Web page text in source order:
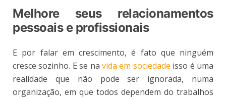
Melhore seus relacionamentos
pessoais e profissionais
E por falar em crescimento, é fato que ninguém
cresce sozinho. E se na vida em sociedade isso é uma
realidade que não pode ser ignorada, numa
organização, em que todos dependem do trabalhos